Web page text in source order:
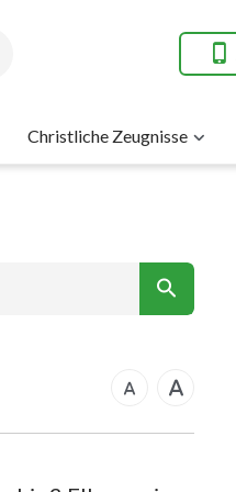
Christliche Zeugnisse